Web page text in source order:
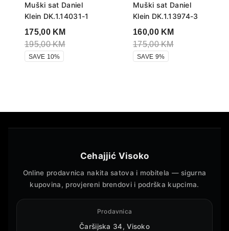
Muški sat Daniel
Klein DK.1.14031-1
175,00 KM
195,00KM
SAVE 10%
Muški sat Daniel
Klein DK.1.13974-3
160,00 KM
175,00KM
SAVE 9%
Cehajjić Visoko
Online prodavnica nakita satova i mobitela — sigurna
kupovina, provjereni brendovi i podrška kupcima.
Prodavnica
Čaršijska 34, Visoko